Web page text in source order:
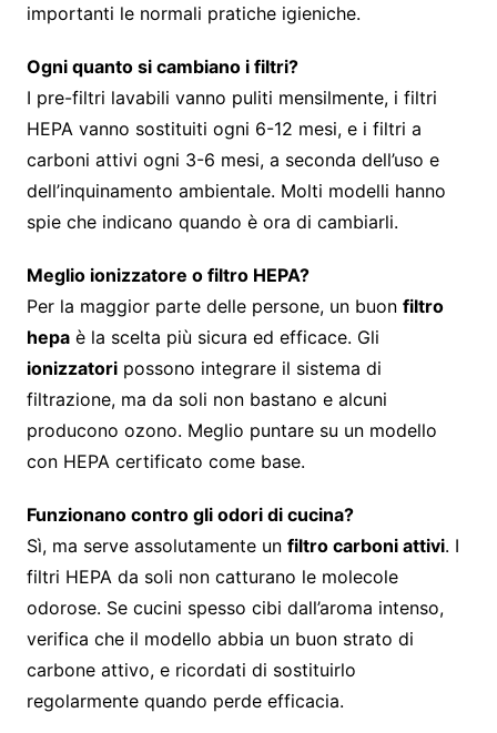
importanti le normali pratiche igieniche.
Ogni quanto si cambiano i filtri?
I pre-filtri lavabili vanno puliti mensilmente, i filtri
HEPA vanno sostituiti ogni 6-12 mesi, e i filtri a
carboni attivi ogni 3-6 mesi, a seconda dell’uso e
dell’inquinamento ambientale. Molti modelli hanno
spie che indicano quando è ora di cambiarli.
Meglio ionizzatore o filtro HEPA?
Per la maggior parte delle persone, un buon filtro
hepaè la scelta più sicura ed efficace. Gli
ionizzatoripossono integrare il sistema di
filtrazione, ma da soli non bastano e alcuni
producono ozono. Meglio puntare su un modello
con HEPA certificato come base.
Funzionano contro gli odori di cucina?
Sì, ma serve assolutamente un filtro carboni attivi. I
filtri HEPA da soli non catturano le molecole
odorose. Se cucini spesso cibi dall’aroma intenso,
verifica che il modello abbia un buon strato di
carbone attivo, e ricordati di sostituirlo
regolarmente quando perde efficacia.